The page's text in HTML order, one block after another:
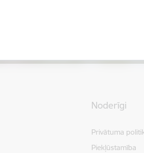
uzzina!
saņemšanai savā e-pastā.
Noderīgi
Privātuma
Piekļūstamība